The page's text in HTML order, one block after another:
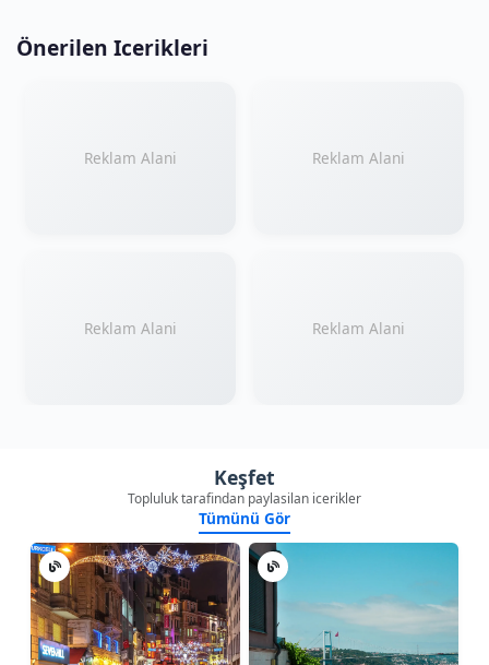
Önerilen Icerikleri
Reklam Alani Reklam Alani
Reklam Alani Reklam Alani
Keşfet
Topluluk tarafindan paylasilan icerikler
Tümünü Gör